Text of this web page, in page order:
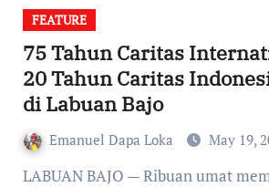
FEATURE
75 Tahun Caritas
20 Tahun Caritas
di Labuan Bajo
Emanuel Dapa Loka May 19,
LABUAN BAJO — Ribuan umat memadati Katedral